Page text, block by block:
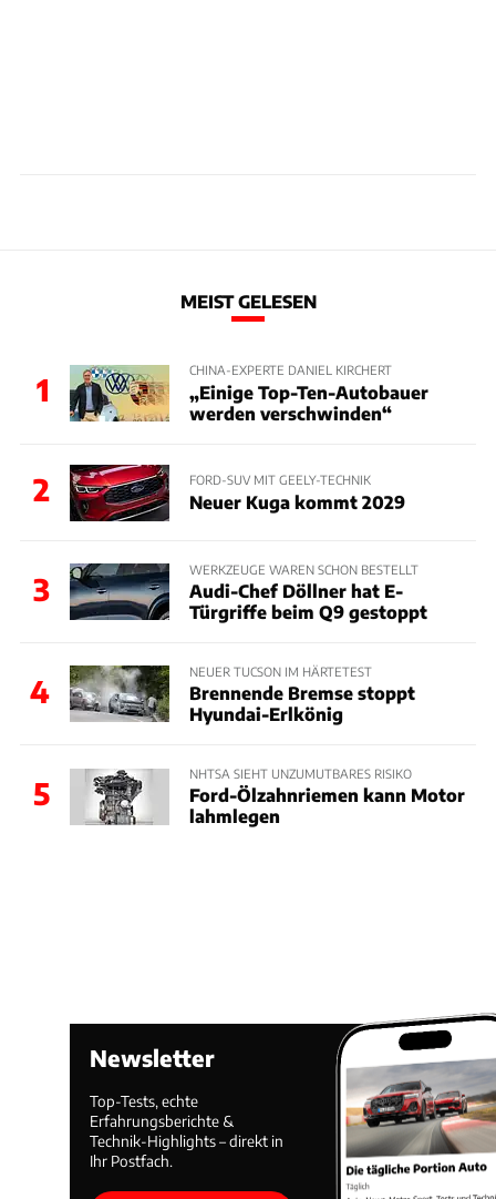
MEIST GELESEN
1
CHINA-EXPERTE DANIEL KIRCHERT
„Einige Top-Ten-Autobauer
werden verschwinden“
2 FORD-SUV MIT GEELY-TECHNIK
Neuer Kuga kommt 2029
3
WERKZEUGE WAREN SCHON BESTELLT
Audi-Chef Döllner hat E-
Türgriffe beim Q9 gestoppt
4
NEUER TUCSON IM HÄRTETEST
Brennende Bremse stoppt
Hyundai-Erlkönig
5
NHTSA SIEHT UNZUMUTBARES RISIKO
Ford-Ölzahnriemen kann Motor
lahmlegen
Newsletter
Top-Tests, echte
Erfahrungsberichte &
Technik-Highlights – direkt in
Ihr Postfach.